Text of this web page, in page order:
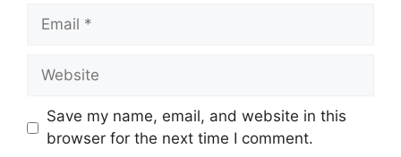
Email
Website
Save my name, email, and website in this
browser for the next time I comment.